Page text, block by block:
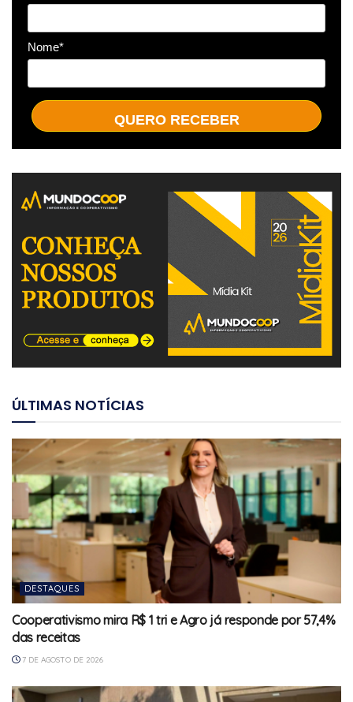
Nome*
QUERO RECEBER
ÚLTIMAS NOTÍCIAS
DESTAQUES
Cooperativismo mira R$ 1 tri e Agro já responde por 57,4%
das receitas
7 DE AGOSTO DE 2026